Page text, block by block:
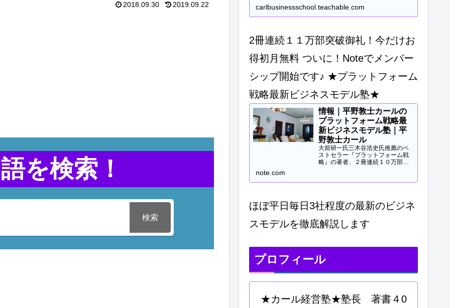
2018.09.30 2019.09.22
を検索！
検索
carlbusinessschool.teachable.com
2冊連続１１万部突破御礼！今だけお
得初月無料 ついに！Noteでメンバー
シップ開始です♪ ★プラットフォーム
戦略最新ビジネスモデル塾★
情報｜平野敦士カールの
プラットフォーム戦略最
新ビジネスモデル塾｜平
野敦士カール
大前研一氏三木谷浩史氏推薦のベ
ストセラー『プラットフォーム戦
略』の著者、２冊連続１０万部突
研修、大学教授、早稲田MBA非常
note.com
ほぼ平日毎日3社程度の最新のビジネ
スモデルを徹底解説します
プロフィール
★カール経営塾★塾長 著書４0